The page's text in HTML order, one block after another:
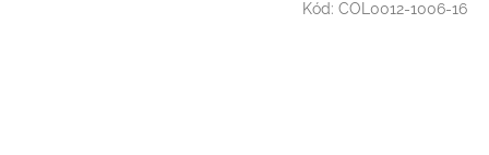
Kód: COL0012-1006-16